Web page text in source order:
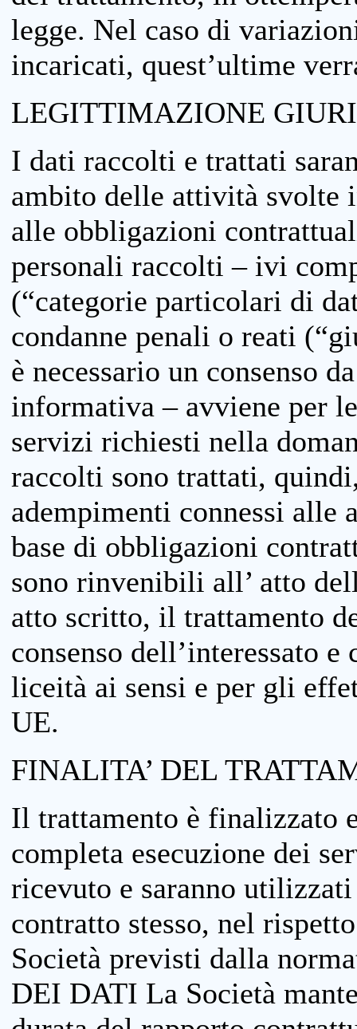
legge. Nel caso di
incaricati, quest’ultime
LEGITTIMAZIONE
I dati raccolti e trattati
ambito delle attività svolte
alle obbligazioni
personali raccolti – ivi
(“categorie particolari di
condanne penali o reati
è necessario un consenso
informativa – avviene per
servizi richiesti nella
raccolti sono trattati,
adempimenti connessi
base di obbligazioni
sono rinvenibili all’ atto
atto scritto, il trattamento
consenso dell’interessato
liceità ai sensi e per gli
UE.
FINALITA’ DEL
Il trattamento è finalizzato
completa esecuzione dei
ricevuto e saranno
contratto stesso, nel
Società previsti dalla
DEI DATI La Società